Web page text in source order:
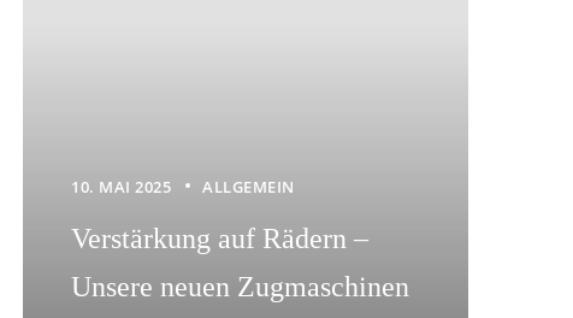
10. MAI 2025 ALLGEMEIN
Verstärkung auf Rädern –
Unsere neuen Zugmaschinen